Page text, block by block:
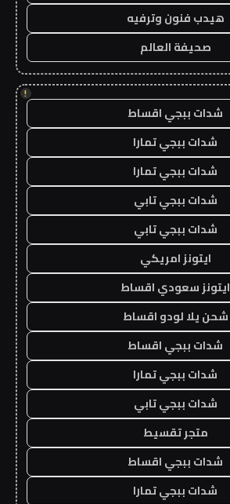
هيدب فنون وترفيه
صحيفة العالم
!
شدات ببجي اقساط
شدات ببجي تمارا
شدات ببجي تمارا
شدات ببجي تابي
شدات ببجي تابي
ايتونز امريكي
ايتونز سعودي اقساط
شحن يلا لودو اقساط
شدات ببجي اقساط
شدات ببجي تمارا
شدات ببجي تابي
متجر تقسيط
شدات ببجي اقساط
شدات ببجي تمارا